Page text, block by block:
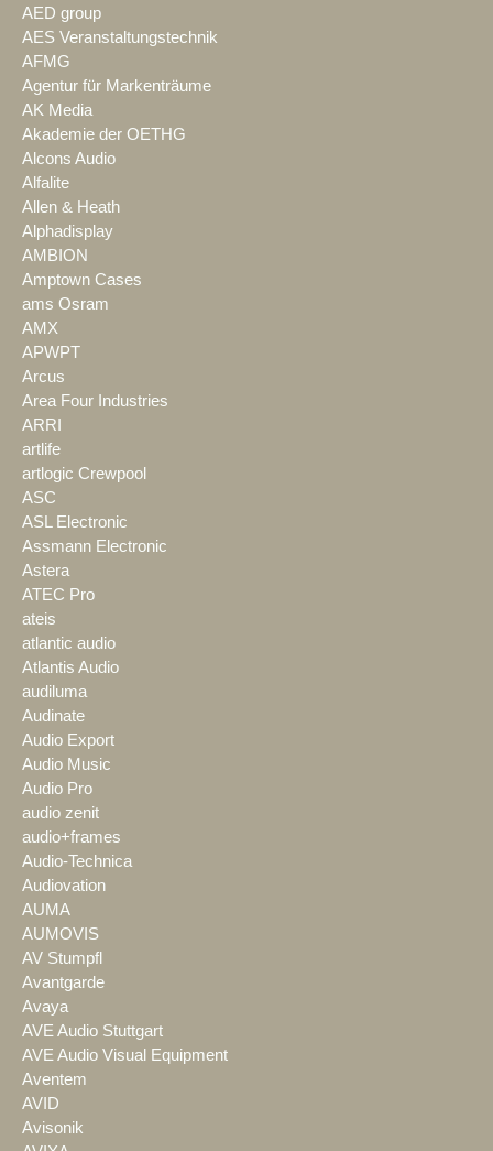
AED group
AES Veranstaltungstechnik
AFMG
Agentur für Markenträume
AK Media
Akademie der OETHG
Alcons Audio
Alfalite
Allen & Heath
Alphadisplay
AMBION
Amptown Cases
ams Osram
AMX
APWPT
Arcus
Area Four Industries
ARRI
artlife
artlogic Crewpool
ASC
ASL Electronic
Assmann Electronic
Astera
ATEC Pro
ateis
atlantic audio
Atlantis Audio
audiluma
Audinate
Audio Export
Audio Music
Audio Pro
audio zenit
audio+frames
Audio-Technica
Audiovation
AUMA
AUMOVIS
AV Stumpfl
Avantgarde
Avaya
AVE Audio Stuttgart
AVE Audio Visual Equipment
Aventem
AVID
Avisonik